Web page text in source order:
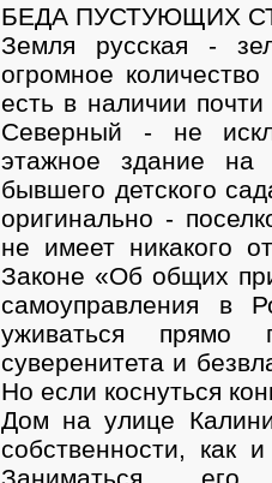
БЕДА ПУСТУЮЩИХ
Земля русская -
огромное
есть в наличии
Северный - не
этажное здание на
бывшего детского
оригинально -
не имеет никакого
Законе «Об общих
самоуправления в
уживаться прямо
суверенитета и
Но если коснуться
Дом на улице
собственности, как
Заниматься его